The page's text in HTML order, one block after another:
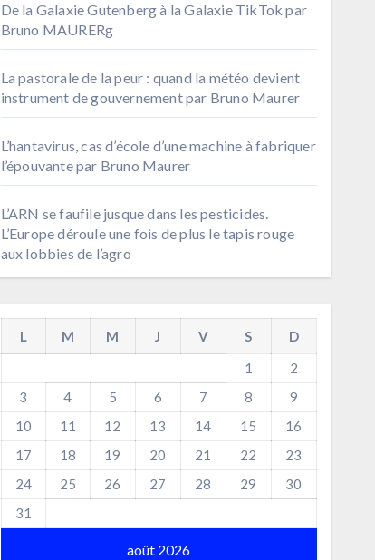
De la Galaxie Gutenberg à la Galaxie TikTok par
Bruno MAURERg
La pastorale de la peur : quand la météo devient
instrument de gouvernement par Bruno Maurer
L’hantavirus, cas d’école d’une machine à fabriquer
l’épouvante par Bruno Maurer
L’ARN se faufile jusque dans les pesticides.
L’Europe déroule une fois de plus le tapis rouge
aux lobbies de l’agro
août 2026
L M M J V S
D
1
2
3
4 5 6 7 8
9
10
11 12 13 14 15
16
17
18 19 20 21 22
23
24
25 26 27 28 29
30
31